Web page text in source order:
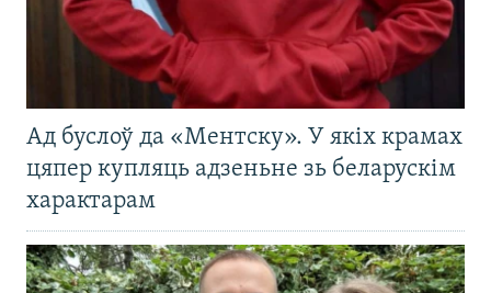
Ад буслоў да «Ментску». У якіх крамах
цяпер купляць адзеньне зь беларускім
характарам